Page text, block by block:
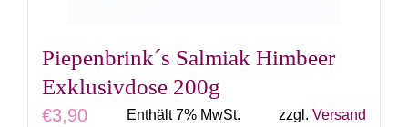
Piepenbrink´s Salmiak Himbeer
Exklusivdose 200g
€3,90 Enthält 7% MwSt. zzgl. Versand